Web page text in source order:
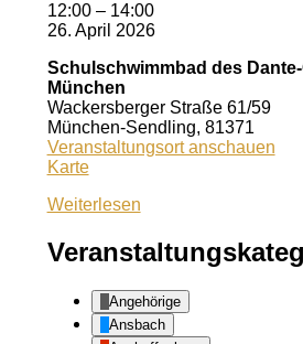
12:00 – 14:00
26. April 2026
Schulschwimmbad des
München
Wackersberger Straße 61/59
München-Sendling, 81371
Veranstaltungsort anschauen
KarteSchulschwimmbad
Dante-
München
Weiterlesen
Angehörige
Ansbach